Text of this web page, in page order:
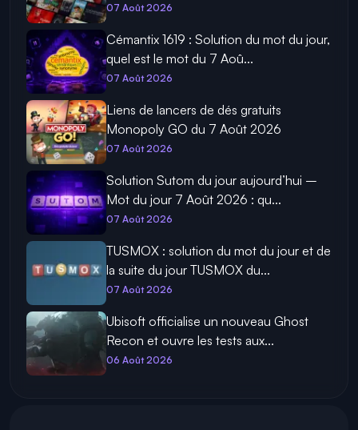
07 Août 2026
Cémantix 1619 : Solution du mot du jour,
quel est le mot du 7 Aoû...
07 Août 2026
Liens de lancers de dés gratuits
Monopoly GO du 7 Août 2026
07 Août 2026
Solution Sutom du jour aujourd’hui –
Mot du jour 7 Août 2026 : qu...
07 Août 2026
TUSMOX : solution du mot du jour et de
la suite du jour TUSMOX du...
07 Août 2026
Ubisoft officialise un nouveau Ghost
Recon et ouvre les tests aux...
06 Août 2026